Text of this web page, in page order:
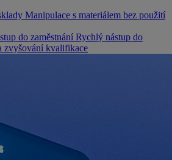
Manipulace s materiálem bez použití
do zaměstnání Rychlý nástup do
zvyšování kvalifikace